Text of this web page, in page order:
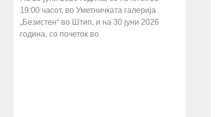
19:00 часот, во Уметничката галерија
„Безистен“ во Штип, и на 30 јуни 2026
година, со почеток во